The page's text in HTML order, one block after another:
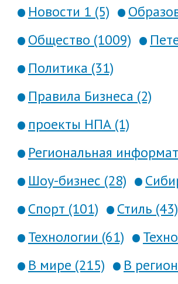
Новости 1 (5)
Общество (1009)
Политика (31)
Правила Бизнеса (2)
проекты НПА (1)
Региональная
Шоу-бизнес (28)
Спорт (101)
Стиль (43)
Технологии (61)
В мире (215)
В